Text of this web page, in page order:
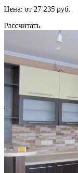
Цена: от 27 235 руб.
Рассчитать